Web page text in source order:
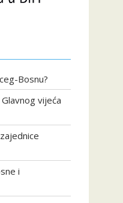
Bosnu?
vijeća
i